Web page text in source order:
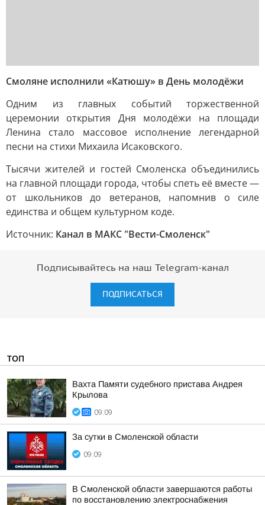
Смоляне исполнили «Катюшу» в День молодёжи
Одним из главных событий торжественной
церемонии открытия Дня молодёжи на площади
Ленина стало массовое исполнение легендарной
песни на стихи Михаила Исаковского.
Тысячи жителей и гостей Смоленска объединились
на главной площади города, чтобы спеть её вместе —
от школьников до ветеранов, напомнив о силе
единства и общем культурном коде.
Источник: Канал в МАКС "Вести-Смоленск"
Подписывайтесь на наш Telegram-канал
ПОДПИСАТЬСЯ
ТОП
Вахта Памяти судебного пристава Андрея
Крылова
09:09
За сутки в Смоленской области
09:09
В Смоленской области завершаются работы
по восстановлению электроснабжения